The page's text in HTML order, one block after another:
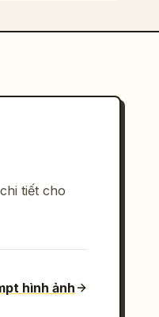
tiết cho
hình ảnh